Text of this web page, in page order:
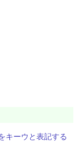
キーウと表記する